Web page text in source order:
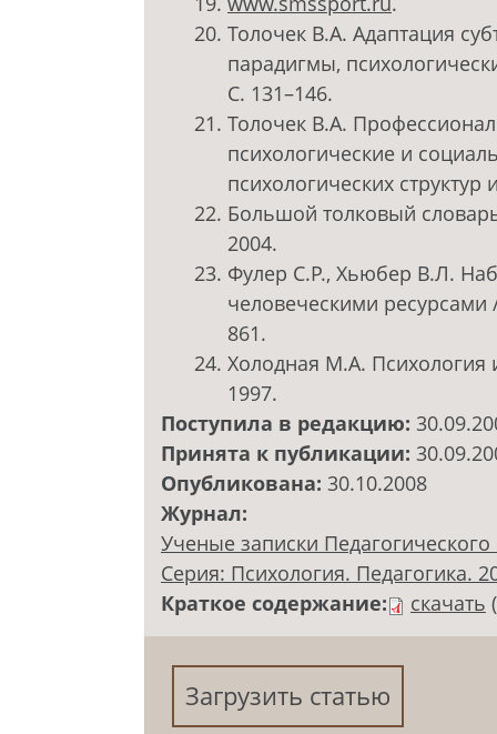
Толочек В.А. Адаптация
парадигмы,
С. 131–146.
Толочек В.А.
психологические и
психологических
Большой толковый
2004.
Фулер С.Р., Хьюбер В.Л.
человеческими
861.
Холодная М.А. Психология
1997.
Поступила в редакцию:
Принята к публикации:
Опубликована: 30.10.2008
Журнал:
Ученые записки
Серия: Психология. Педагогика.
Краткое содержание:
скачать
Загрузить статью